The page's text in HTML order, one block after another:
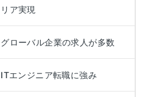
リア実現
グローバル企業の求人が多数
ITエンジニア転職に強み